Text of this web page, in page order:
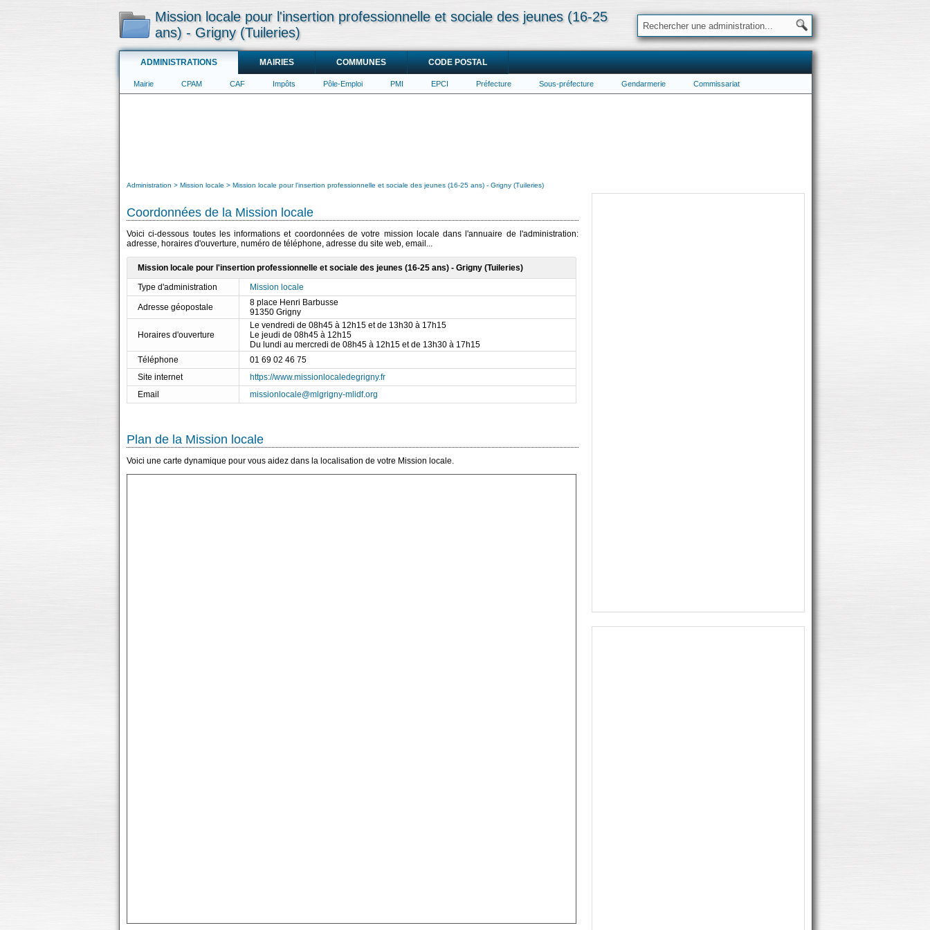
Mission locale pour l'insertion professionnelle et sociale des jeunes (16-25
ans) - Grigny (Tuileries)
ADMINISTRATIONS MAIRIES COMMUNES CODE POSTAL
Mairie CPAM CAF Impôts Pôle-Emploi PMI EPCI Préfecture Sous-préfecture Gendarmerie Commissariat
Administration Mission locale Mission locale pour l'insertion professionnelle et sociale des jeunes (16-25 ans) - Grigny (Tuileries)
Coordonnées de la Mission locale
Voici ci-dessous toutes les informations et coordonnées de votre mission locale dans l'annuaire de l'administration:
adresse, horaires d'ouverture, numéro de téléphone, adresse du site web, email...
Mission locale pour l'insertion professionnelle et sociale des jeunes (16-25 ans) - Grigny (Tuileries)
Type d'administration
Mission locale
Adresse géopostale
8 place Henri Barbusse
91350 Grigny
Horaires d'ouverture
Le vendredi de 08h45 à 12h15 et de 13h30 à 17h15
Le jeudi de 08h45 à 12h15
Du lundi au mercredi de 08h45 à 12h15 et de 13h30 à 17h15
Téléphone
01 69 02 46 75
Site internet
https://www.missionlocaledegrigny.fr
Email
missionlocale@mlgrigny-mlidf.org
Plan de la Mission locale
Voici une carte dynamique pour vous aidez dans la localisation de votre Mission locale.